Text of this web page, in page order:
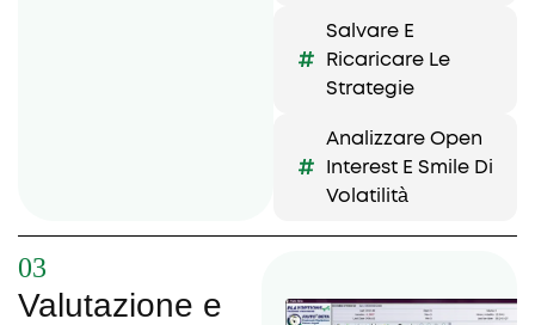
Salvare E
Ricaricare Le
Strategie
Analizzare Open
Interest E Smile Di
Volatilità
03
Valutazione e